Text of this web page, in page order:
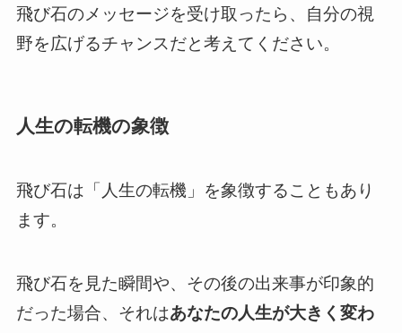
飛び石のメッセージを受け取ったら、自分の視
野を広げるチャンスだと考えてください。
人生の転機の象徴
飛び石は「人生の転機」を象徴することもあり
ます。
飛び石を見た瞬間や、その後の出来事が印象的
だった場合、それはあなたの人生が大きく変わ